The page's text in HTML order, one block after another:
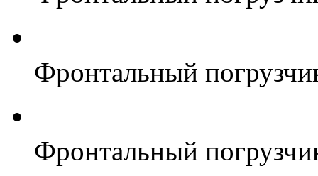
Фронтальный
Фронтальный